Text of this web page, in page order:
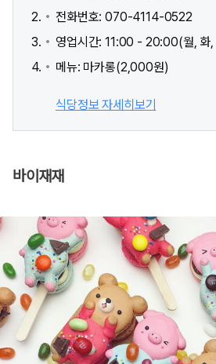
전화번호: 070-4114-0522
영업시간: 11:00 - 20:00(월, 화,
메뉴: 마카롱(2,000원)
식당정보 자세히보기
바이재재